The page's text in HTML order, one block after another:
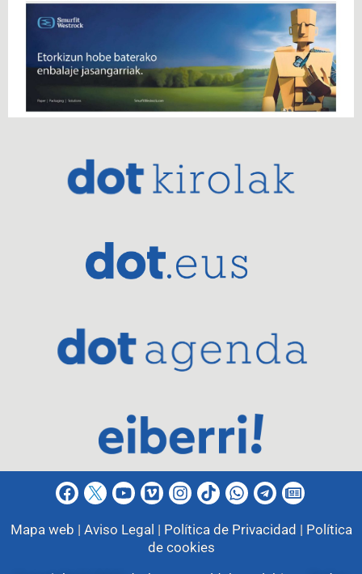
Mapa web | Aviso Legal | Política de Privacidad | Política
de cookies